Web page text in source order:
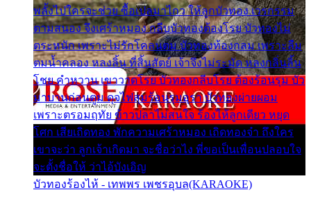
พลั้งไปใครจะช่วย ซื้อเปลมาไกว ให้ลูกบัวทอง เวรกรรม
ตามสนอง จึงเศร้าหมอง กลีบบัวทองต้องโรย บัวทองไม่
ตระหนัก เพราะไม่รักโคลนตม บัวทองท้องกลม เพราะลืม
ตมน้ำคลอง หลงลิ้น ที่สิ้นสัตย์ เจ้าจึงไม่ระมัด หลงกลิ่นลิ้น
โชย คำหวาน เขาวาดโรย บัวทองกลีบโรย ต้องร้อนรุม บัว
มาบานก่อนตูม ดุจไฟสุมร้อนรุมอุรา บัวทองผ่ายผอม
เพราะตรอมฤทัย ข้าวปลาไม่สนใจ ร้องไห้ลูกเดียว หยุด
โศก เสียเถิดทอง พักความเศร้าหมอง เถิดทองจ๋า ถึงใคร
เขาจะว่า ลูกเจ้าเกิดมา จะชื่อว่าไง พี่ขอเป็นเพื่อนปลอบใจ
จะตั้งชื่อให้ ว่าไอ้บังเอิญ
บัวทองร้องไห้ - เทพพร เพชรอุบล(KARAOKE)